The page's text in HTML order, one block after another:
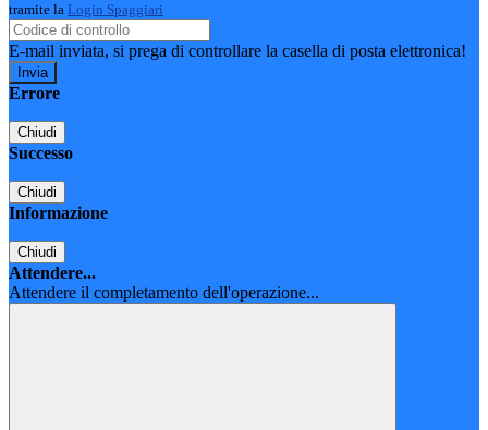
tramite la Login Spaggiari
E-mail inviata, si prega di controllare la casella di posta elettronica!
Errore
Chiudi
Successo
Chiudi
Informazione
Chiudi
Attendere...
Attendere il completamento dell'operazione...